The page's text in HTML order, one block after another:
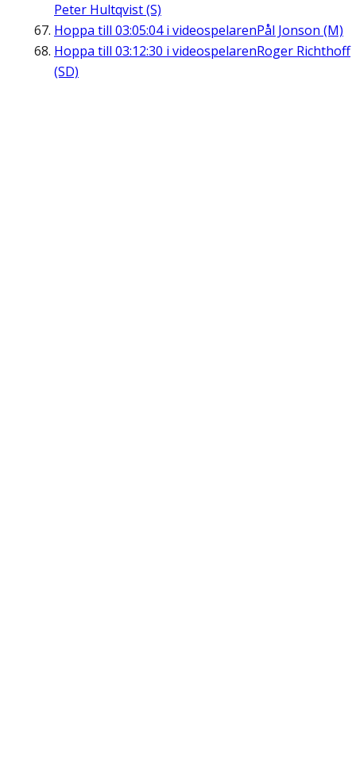
Peter Hultqvist (S)
Hoppa till 03:05:04i videospelarenPål Jonson (M)
Hoppa till 03:12:30 i videospelarenRoger Richthoff
(SD)